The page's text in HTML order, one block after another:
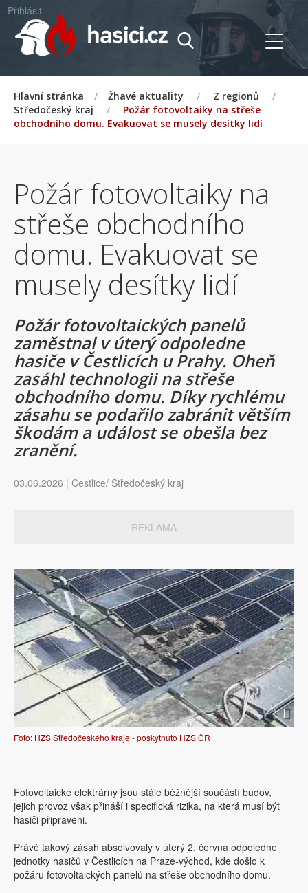
Přihlásit
Hlavní stránka / Žhavé aktuality / Z regionů
/
Středočeský kraj
/
Požár fotovoltaiky na střeše
obchodního domu. Evakuovat se musely desítky lidí
Požár fotovoltaiky na
střeše obchodního
domu. Evakuovat se
musely desítky lidí
Požár fotovoltaických panelů
zaměstnal v úterý odpoledne
hasiče v Čestlicích u Prahy. Oheň
zasáhl technologii na střeše
obchodního domu. Díky rychlému
zásahu se podařilo zabránit větším
škodám a událost se obešla bez
zranění.
03.06.2026 | Čestlice/ Středočeský kraj
REKLAMA
Foto: HZS Středočeského kraje - poskytnuto HZS ČR
Fotovoltaické elektrárny jsou stále běžnější součástí budov,
jejich provoz však přináší i specifická rizika, na která musí být
hasiči připraveni.
Právě takový zásah absolvovaly v úterý 2. června odpoledne
jednotky hasičů v Čestlicích na Praze-východ, kde došlo k
požáru fotovoltaických panelů na střeše obchodního domu.